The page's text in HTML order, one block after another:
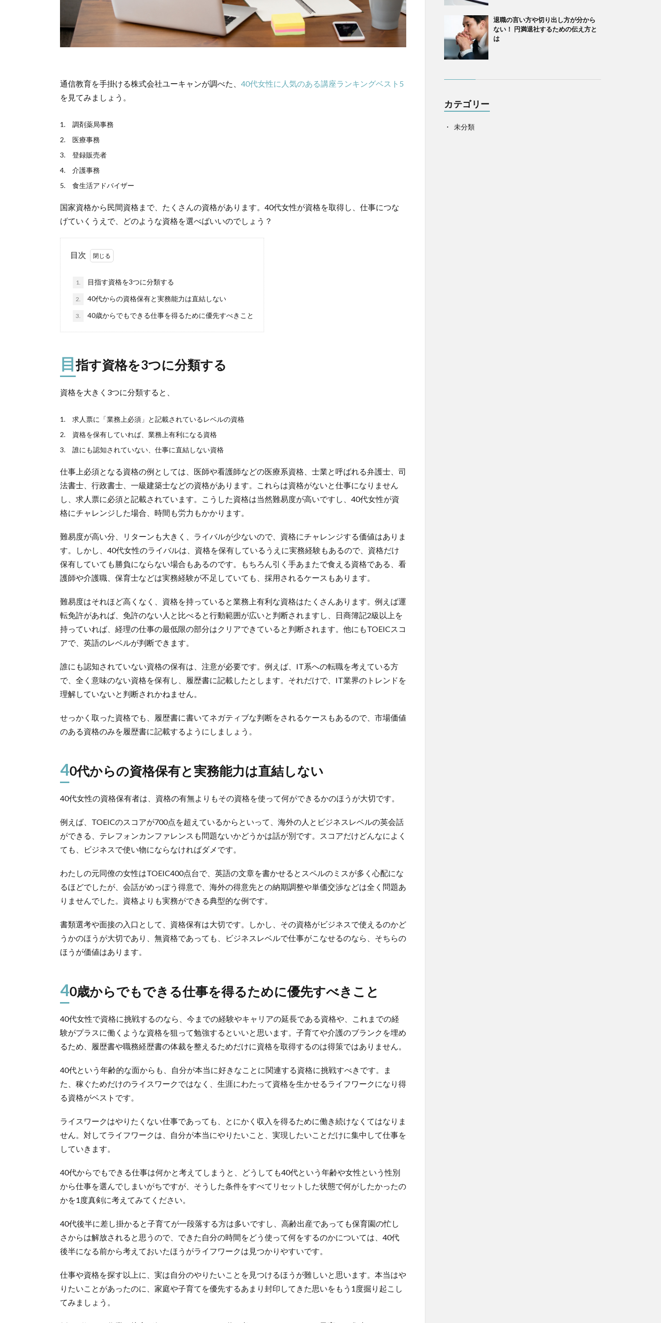
通信教育を手掛ける株式会社ユーキャンが調べた、 40代女性に人気のある講座ランキングベスト5
を見てみましょう。
調剤薬局事務
医療事務
登録販売者
介護事務
食生活アドバイザー
国家資格から民間資格まで、たくさんの資格があります。40代女性が資格を取得し、仕事につな
げていくうえで、どのような資格を選べばいいのでしょう？
目次
1. 目指す資格を3つに分類する
2. 40代からの資格保有と実務能力は直結しない
3. 40歳からでもできる仕事を得るために優先すべきこと
目指す資格を3つに分類する
資格を大きく3つに分類すると、
求人票に「業務上必須」と記載されているレベルの資格
資格を保有していれば、業務上有利になる資格
誰にも認知されていない、仕事に直結しない資格
仕事上必須となる資格の例としては、医師や看護師などの医療系資格、士業と呼ばれる弁護士、司
法書士、行政書士、一級建築士などの資格があります。これらは資格がないと仕事になりません
し、求人票に必須と記載されています。こうした資格は当然難易度が高いですし、40代女性が資
格にチャレンジした場合、時間も労力もかかります。
難易度が高い分、リターンも大きく、ライバルが少ないので、資格にチャレンジする価値はありま
す。しかし、40代女性のライバルは、資格を保有しているうえに実務経験もあるので、資格だけ
保有していても勝負にならない場合もあるのです。もちろん引く手あまたで食える資格である、看
護師や介護職、保育士などは実務経験が不足していても、採用されるケースもあります。
難易度はそれほど高くなく、資格を持っていると業務上有利な資格はたくさんあります。例えば運
転免許があれば、免許のない人と比べると行動範囲が広いと判断されますし、日商簿記2級以上を
持っていれば、経理の仕事の最低限の部分はクリアできていると判断されます。他にもTOEICスコ
アで、英語のレベルが判断できます。
誰にも認知されていない資格の保有は、注意が必要です。例えば、IT系への転職を考えている方
で、全く意味のない資格を保有し、履歴書に記載したとします。それだけで、IT業界のトレンドを
理解していないと判断されかねません。
せっかく取った資格でも、履歴書に書いてネガティブな判断をされるケースもあるので、市場価値
のある資格のみを履歴書に記載するようにしましょう。
40代からの資格保有と実務能力は直結しない
40代女性の資格保有者は、資格の有無よりもその資格を使って何ができるかのほうが大切です。
例えば、TOEICのスコアが700点を超えているからといって、海外の人とビジネスレベルの英会話
ができる、テレフォンカンファレンスも問題ないかどうかは話が別です。スコアだけどんなによく
ても、ビジネスで使い物にならなければダメです。
わたしの元同僚の女性はTOEIC400点台で、英語の文章を書かせるとスペルのミスが多く心配にな
るほどでしたが、会話がめっぽう得意で、海外の得意先との納期調整や単価交渉などは全く問題あ
りませんでした。資格よりも実務ができる典型的な例です。
書類選考や面接の入口として、資格保有は大切です。しかし、その資格がビジネスで使えるのかど
うかのほうが大切であり、無資格であっても、ビジネスレベルで仕事がこなせるのなら、そちらの
ほうが価値はあります。
40歳からでもできる仕事を得るために優先すべきこと
40代女性で資格に挑戦するのなら、今までの経験やキャリアの延長である資格や、これまでの経
験がプラスに働くような資格を狙って勉強するといいと思います。子育てや介護のブランクを埋め
るため、履歴書や職務経歴書の体裁を整えるためだけに資格を取得するのは得策ではありません。
40代という年齢的な面からも、自分が本当に好きなことに関連する資格に挑戦すべきです。ま
た、稼ぐためだけのライスワークではなく、生涯にわたって資格を生かせるライフワークになり得
る資格がベストです。
ライスワークはやりたくない仕事であっても、とにかく収入を得るために働き続けなくてはなりま
せん。対してライフワークは、自分が本当にやりたいこと、実現したいことだけに集中して仕事を
していきます。
40代からでもできる仕事は何かと考えてしまうと、どうしても40代という年齢や女性という性別
から仕事を選んでしまいがちですが、そうした条件をすべてリセットした状態で何がしたかったの
かを1度真剣に考えてみてください。
40代後半に差し掛かると子育てが一段落する方は多いですし、高齢出産であっても保育園の忙し
さからは解放されると思うので、できた自分の時間をどう使って何をするのかについては、40代
後半になる前から考えておいたほうがライフワークは見つかりやすいです。
仕事や資格を探す以上に、実は自分のやりたいことを見つけるほうが難しいと思います。本当はや
りたいことがあったのに、家庭や子育てを優先するあまり封印してきた思いをもう1度掘り起こし
てみましょう。
退職の言い方や切り出し方が分から
ない！ 円満退社するための伝え方と
は
カテゴリー
未分類